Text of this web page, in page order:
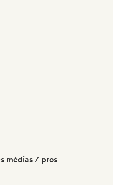
médias / pros